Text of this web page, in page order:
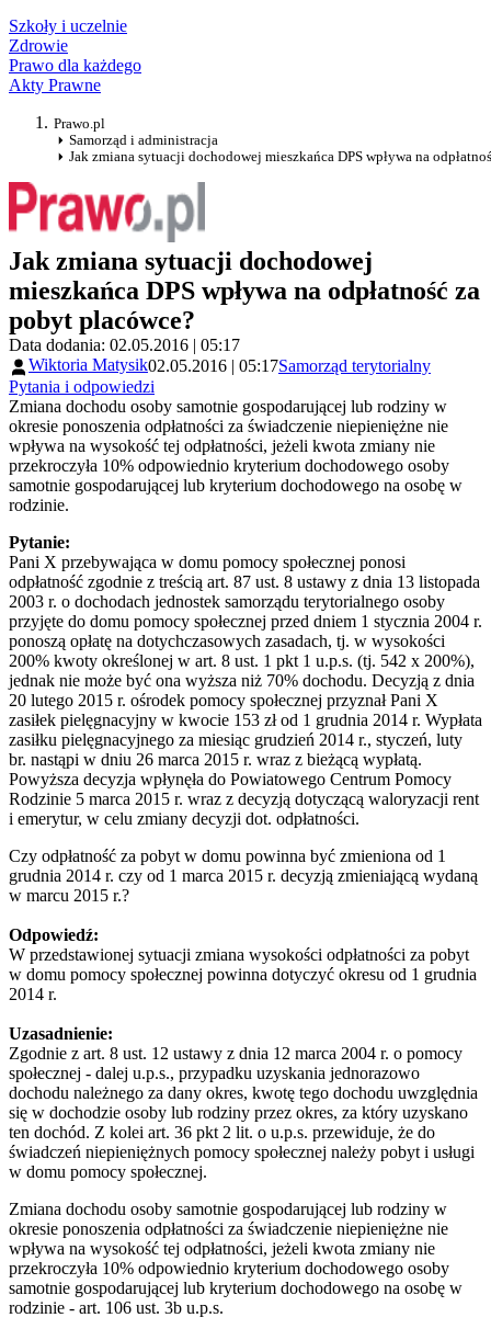
Szkoły i uczelnie
Zdrowie
Prawo dla każdego
Akty Prawne
Prawo.pl
Samorząd i administracja
Jak zmiana sytuacji dochodowej mieszkańca DPS wpływa na
Jak zmiana sytuacji dochodowej
mieszkańca DPS wpływa na odpłatność za
pobyt placówce?
Data dodania: 02.05.2016 | 05:17
Wiktoria Matysik02.05.2016 | 05:17Samorząd terytorialny
Pytania i odpowiedzi
Zmiana dochodu osoby samotnie gospodarującej lub rodziny w
okresie ponoszenia odpłatności za świadczenie niepieniężne nie
wpływa na wysokość tej odpłatności, jeżeli kwota zmiany nie
przekroczyła 10% odpowiednio kryterium dochodowego osoby
samotnie gospodarującej lub kryterium dochodowego na osobę w
rodzinie.
Pytanie:
Pani X przebywająca w domu pomocy społecznej ponosi
odpłatność zgodnie z treścią art. 87 ust. 8 ustawy z dnia 13 listopada
2003 r. o dochodach jednostek samorządu terytorialnego osoby
przyjęte do domu pomocy społecznej przed dniem 1 stycznia 2004 r.
ponoszą opłatę na dotychczasowych zasadach, tj. w wysokości
200% kwoty określonej w art. 8 ust. 1 pkt 1 u.p.s. (tj. 542 x 200%),
jednak nie może być ona wyższa niż 70% dochodu. Decyzją z dnia
20 lutego 2015 r. ośrodek pomocy społecznej przyznał Pani X
zasiłek pielęgnacyjny w kwocie 153 zł od 1 grudnia 2014 r. Wypłata
zasiłku pielęgnacyjnego za miesiąc grudzień 2014 r., styczeń, luty
br. nastąpi w dniu 26 marca 2015 r. wraz z bieżącą wypłatą.
Powyższa decyzja wpłynęła do Powiatowego Centrum Pomocy
Rodzinie 5 marca 2015 r. wraz z decyzją dotyczącą waloryzacji rent
i emerytur, w celu zmiany decyzji dot. odpłatności.
Czy odpłatność za pobyt w domu powinna być zmieniona od 1
grudnia 2014 r. czy od 1 marca 2015 r. decyzją zmieniającą wydaną
w marcu 2015 r.?
Odpowiedź:
W przedstawionej sytuacji zmiana wysokości odpłatności za pobyt
w domu pomocy społecznej powinna dotyczyć okresu od 1 grudnia
2014 r.
Uzasadnienie:
Zgodnie z art. 8 ust. 12 ustawy z dnia 12 marca 2004 r. o pomocy
społecznej - dalej u.p.s., przypadku uzyskania jednorazowo
dochodu należnego za dany okres, kwotę tego dochodu uwzględnia
się w dochodzie osoby lub rodziny przez okres, za który uzyskano
ten dochód. Z kolei art. 36 pkt 2 lit. o u.p.s. przewiduje, że do
świadczeń niepieniężnych pomocy społecznej należy pobyt i usługi
w domu pomocy społecznej.
Zmiana dochodu osoby samotnie gospodarującej lub rodziny w
okresie ponoszenia odpłatności za świadczenie niepieniężne nie
wpływa na wysokość tej odpłatności, jeżeli kwota zmiany nie
przekroczyła 10% odpowiednio kryterium dochodowego osoby
samotnie gospodarującej lub kryterium dochodowego na osobę w
rodzinie - art. 106 ust. 3b u.p.s.